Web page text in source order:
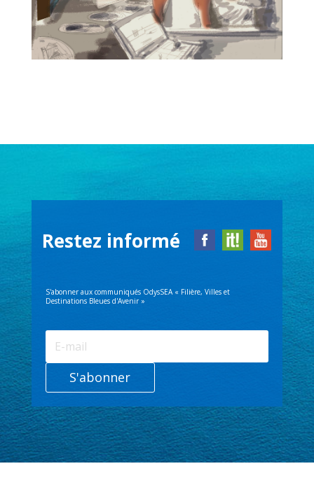
Restez informé
S'abonner aux communiqués OdysSEA « Filière, Villes et
Destinations Bleues d'Avenir »
S'abonner